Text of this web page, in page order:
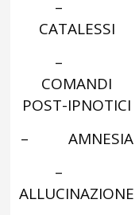
–
CATALESSI
–
COMANDI
POST-IPNOTICI
– AMNESIA
–
ALLUCINAZIONE